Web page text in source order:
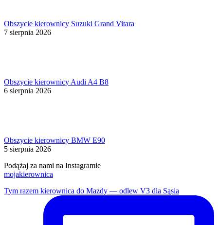
Obszycie kierownicy Suzuki Grand Vitara
7 sierpnia 2026
Obszycie kierownicy Audi A4 B8
6 sierpnia 2026
Obszycie kierownicy BMW E90
5 sierpnia 2026
Podążaj za nami na Instagramie
mojakierownica
Tym razem kierownica do Mazdy — odlew V3 dla Sąsia